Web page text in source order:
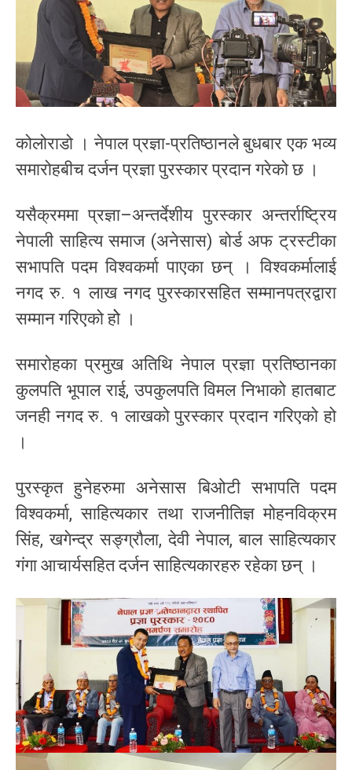
कोलोराडो । नेपाल प्रज्ञा-प्रतिष्ठानले बुधबार एक भव्य
समारोहबीच दर्जन प्रज्ञा पुरस्कार प्रदान गरेको छ ।
यसैक्रममा प्रज्ञा–अन्तर्देशीय पुरस्कार अन्तर्राष्ट्रिय
नेपाली साहित्य समाज (अनेसास) बोर्ड अफ ट्रस्टीका
सभापति पदम विश्वकर्मा पाएका छन् । विश्वकर्मालाई
नगद रु. १ लाख नगद पुरस्कारसहित सम्मानपत्रद्वारा
सम्मान गरिएको होे ।
समारोहका प्रमुख अतिथि नेपाल प्रज्ञा प्रतिष्ठानका
कुलपति भूपाल राई, उपकुलपति विमल निभाको हातबाट
जनही नगद रु. १ लाखको पुरस्कार प्रदान गरिएको हो
।
पुरस्कृत हुनेहरुमा अनेसास बिओटी सभापति पदम
विश्वकर्मा, साहित्यकार तथा राजनीतिज्ञ मोहनविक्रम
सिंह, खगेन्द्र सङ्ग्रौला, देवी नेपाल, बाल साहित्यकार
गंगा आचार्यसहित दर्जन साहित्यकारहरु रहेका छन् ।